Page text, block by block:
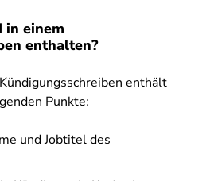
in einem
enthalten?
enthält
Punkte:
und Jobtitel des